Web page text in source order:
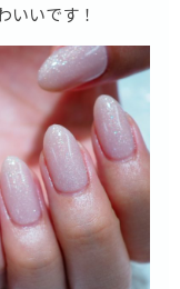
いいです！